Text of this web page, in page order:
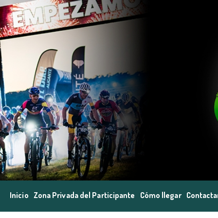
Inicio Zona Privada del Participante Cómo llegar